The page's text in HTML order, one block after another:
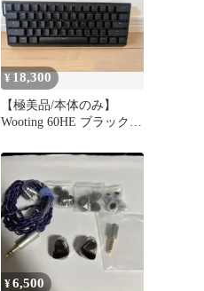
¥ 18,300
【極美品/本体のみ】
Wooting 60HE ブラック
¥6,500